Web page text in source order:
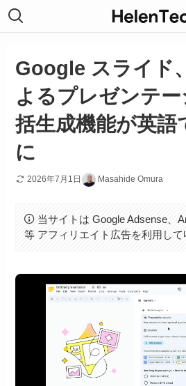
Google スライド
よるプレゼンテ
括生成機能が英語
に
2026年7月1日 Masahide Omura
当サイトは Google Adsense、
等 アフィリエイト広告を利用し